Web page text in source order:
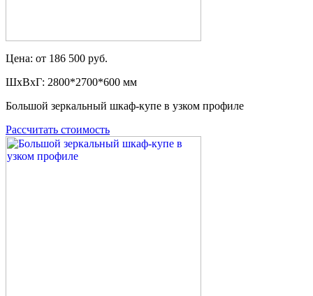
Цена: от 186 500 руб.
ШxВxГ: 2800*2700*600 мм
Большой зеркальный шкаф-купе в узком профиле
Рассчитать стоимость